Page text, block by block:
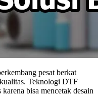
pesat berkat
Teknologi DTF
bisa mencetak desain